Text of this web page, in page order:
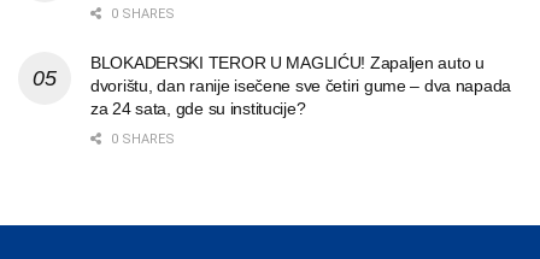
0 SHARES
BLOKADERSKI TEROR U MAGLIĆU! Zapaljen auto u
dvorištu, dan ranije isečene sve četiri gume – dva napada
za 24 sata, gde su institucije?
0 SHARES